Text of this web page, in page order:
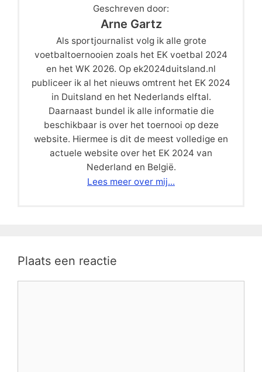
Geschreven door:
Arne Gartz
Als sportjournalist volg ik alle grote
voetbaltoernooien zoals het EK voetbal 2024
en het WK 2026. Op ek2024duitsland.nl
publiceer ik al het nieuws omtrent het EK 2024
in Duitsland en het Nederlands elftal.
Daarnaast bundel ik alle informatie die
beschikbaar is over het toernooi op deze
website. Hiermee is dit de meest volledige en
actuele website over het EK 2024 van
Nederland en België.
Lees meer over mij...
Plaats een reactie